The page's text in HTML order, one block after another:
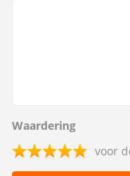
Waardering
voor